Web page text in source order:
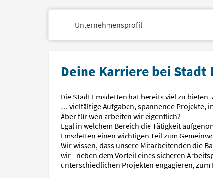
Unternehmensprofil
Deine Karriere bei Stadt
Die Stadt Emsdetten hat bereits viel zu
… vielfältige Aufgaben, spannende Projekte,
Aber für wen arbeiten wir eigentlich?
Egal in welchem Bereich die Tätigkeit
Emsdetten einen wichtigen Teil zum
Wir wissen, dass unsere Mitarbeitenden die
wir - neben dem Vorteil eines sicheren
unterschiedlichen Projekten engagieren,